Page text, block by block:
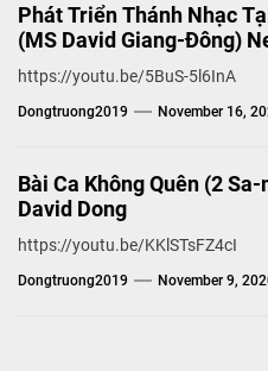
Phát Triển Thánh Nhạc
(MS David Giang-Đông)
https://youtu.be/5BuS-5l6InA
Dongtruong2019 November 16,
Bài Ca Không Quên (2
David Dong
https://youtu.be/KKlSTsFZ4cI
Dongtruong2019 November 9,